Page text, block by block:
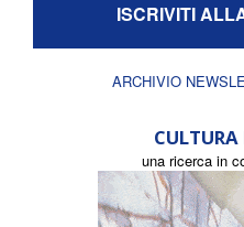
ISCRIVITI
ARCHIVIO
CULTURA
una ricerca in